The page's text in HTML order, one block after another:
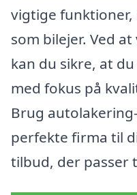
vigtige
som bilejer. Ved
kan du sikre, at
med fokus på
Brug
perfekte firma til
tilbud, der passer